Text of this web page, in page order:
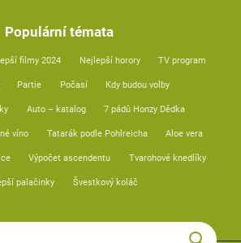
Populární témata
filmy 2024 Nejlepší horory TV program
Partie Počasí Kdy budou volby
Auto – katalog 7 pádů Honzy Dědka
víno Tatarák podle Pohlreicha Aloe vera
Výpočet ascendentu Tvarohové knedlíky
palačinky Švestkový koláč